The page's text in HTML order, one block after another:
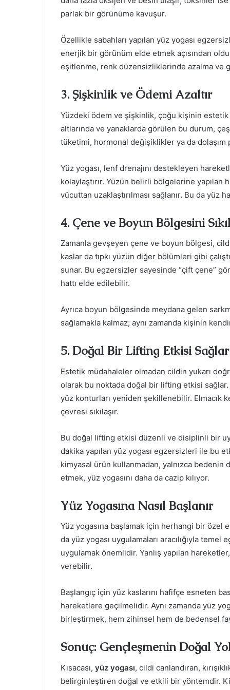
parlak bir görünüme kavuşur.
Özellikle sabahları yapılan yüz yogası
enerjik bir görünüm elde etmek açısından
eşitlenme, renk düzensizliklerinde azalma ve
3. Şişkinlik ve Ödemi Azaltır
Yüzdeki ödem ve şişkinlik, çoğu kişinin estetik
altlarında ve yanaklarda görülen bu durum,
tüketimi, hormonal değişiklikler ya da
Yüz yogası, lenf drenajını destekleyen
kolaylaştırır. Yüzün belirli bölgelerine yapılan
vücuttan uzaklaştırılması sağlanır. Bu da yüz
4. Çene ve Boyun Bölgesini
Zamanla gevşeyen çene ve boyun bölgesi,
kaslar da tıpkı yüzün diğer bölümleri gibi
sunar. Bu egzersizler sayesinde “çift çene”
hattı elde edilebilir.
Ayrıca boyun bölgesinde meydana gelen
sağlamakla kalmaz; aynı zamanda kişinin
5. Doğal Bir Lifting Etkisi Sağlar
Estetik müdahaleler olmadan cildin yukarı
olarak bu noktada doğal bir lifting etkisi
yüz konturları yeniden şekillenebilir. Elmacık
çevresi sıkılaşır.
Bu doğal lifting etkisi düzenli ve disiplinli bir
dakika yapılan yüz yogası egzersizleri ile bu
kimyasal ürün kullanmadan, yalnızca bedenin
etmek, yüz yogasını daha da cazip kılıyor.
Yüz Yogasına Nasıl Başlanır
Yüz yogasına başlamak için herhangi bir özel
da yüz yogası uygulamaları aracılığıyla
uygulamak önemlidir. Yanlış yapılan
verebilir.
Başlangıç için yüz kaslarını hafifçe esneten
hareketlere geçilmelidir. Aynı zamanda yüz
birleştirmek, hem zihinsel hem de bedensel
Sonuç: Gençleşmenin Doğal
Kısacası, yüz yogası, cildi canlandıran,
belirginleştiren doğal ve etkili bir yöntemdir.